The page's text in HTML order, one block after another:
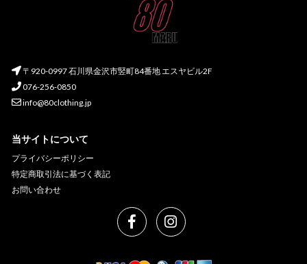
〒920-0997 石川県金沢市竪町84番地 エスヤビル2F
076-256-0850
info@80clothing.jp
当サイトについて
プライバシーポリシー
特定商取引法に基づく表記
お問い合わせ